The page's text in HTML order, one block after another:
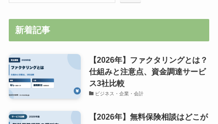
新着記事
【2026年】ファクタリングとは？
仕組みと注意点、資金調達サービ
ス3社比較
ビジネス・企業・会計
【2026年】無料保険相談はどこが